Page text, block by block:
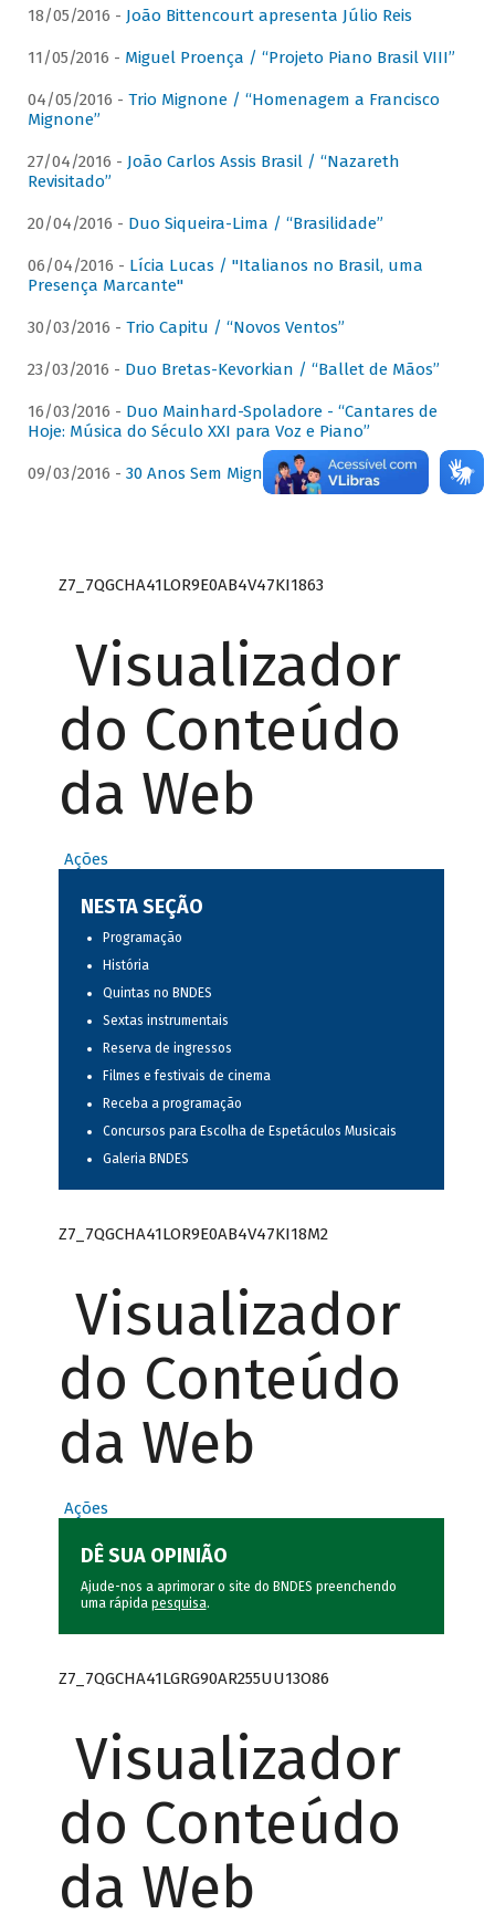
18/05/2016 - João Bittencourt apresenta Júlio Reis
11/05/2016 - Miguel Proença / “Projeto Piano Brasil VIII”
04/05/2016 - Trio Mignone / “Homenagem a Francisco
Mignone”
27/04/2016 - João Carlos Assis Brasil / “Nazareth
Revisitado”
20/04/2016 - Duo Siqueira-Lima / “Brasilidade”
06/04/2016 - Lícia Lucas / "Italianos no Brasil, uma
Presença Marcante"
30/03/2016 - Trio Capitu / “Novos Ventos”
23/03/2016 - Duo Bretas-Kevorkian / “Ballet de Mãos”
16/03/2016 - Duo Mainhard-Spoladore - “Cantares de
Hoje: Música do Século XXI para Voz e Piano”
09/03/2016 - 30 Anos Sem Mignone
Z7_7QGCHA41LOR9E0AB4V47KI1863
Visualizador
do Conteúdo
da Web
Ações
NESTA SEÇÃO
Programação
História
Quintas no BNDES
Sextas instrumentais
Reserva de ingressos
Filmes e festivais de cinema
Receba a programação
Concursos para Escolha de Espetáculos Musicais
Galeria BNDES
Z7_7QGCHA41LOR9E0AB4V47KI18M2
Visualizador
do Conteúdo
da Web
Ações
DÊ SUA OPINIÃO
Ajude-nos a aprimorar o site do BNDES preenchendo
uma rápida pesquisa.
Z7_7QGCHA41LGRG90AR255UU13O86
Visualizador
do Conteúdo
da Web